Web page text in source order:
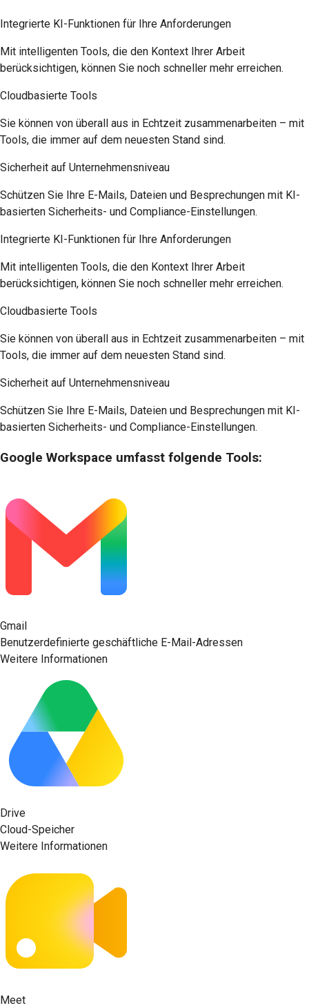
Integrierte KI-Funktionen für Ihre Anforderungen
Mit intelligenten Tools, die den Kontext Ihrer Arbeit
berücksichtigen, können Sie noch schneller mehr erreichen.
Cloudbasierte Tools
Sie können von überall aus in Echtzeit zusammenarbeiten – mit
Tools, die immer auf dem neuesten Stand sind.
Sicherheit auf Unternehmensniveau
Schützen Sie Ihre E-Mails, Dateien und Besprechungen mit KI-
basierten Sicherheits- und Compliance-Einstellungen.
Integrierte KI-Funktionen für Ihre Anforderungen
Mit intelligenten Tools, die den Kontext Ihrer Arbeit
berücksichtigen, können Sie noch schneller mehr erreichen.
Cloudbasierte Tools
Sie können von überall aus in Echtzeit zusammenarbeiten – mit
Tools, die immer auf dem neuesten Stand sind.
Sicherheit auf Unternehmensniveau
Schützen Sie Ihre E-Mails, Dateien und Besprechungen mit KI-
basierten Sicherheits- und Compliance-Einstellungen.
Google Workspace umfasst folgende Tools:
Gmail
Benutzerdefinierte geschäftliche E-Mail-Adressen
Weitere Informationen
Drive
Cloud-Speicher
Weitere Informationen
Meet